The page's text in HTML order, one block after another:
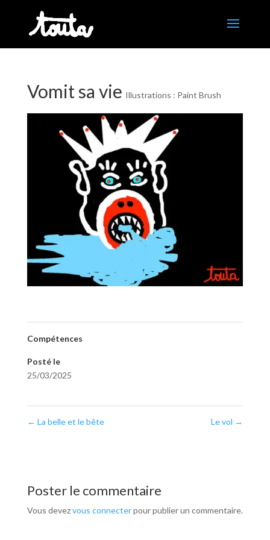
Vomit sa vie Illustrations : Paint Brush
Compétences
Posté le
25/03/2025
← La belle et le bête Le vol →
Poster le commentaire
Vous devezvous connecterpour publier un commentaire.